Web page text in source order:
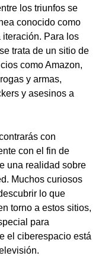
los triunfos se
conocido como
iteración. Para los
trata de un sitio de
como Amazon,
y armas,
y asesinos a
con
con el fin de
una realidad sobre
Muchos curiosos
lo que
torno a estos sitios,
para
el ciberespacio está